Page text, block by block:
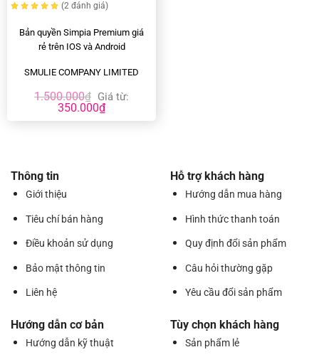
(2 đánh giá)
Bản quyền Simpia Premium giá
rẻ trên IOS và Android
SMULIE COMPANY LIMITED
1.500.000₫ Giá từ:
350.000₫
Thông tin
Giới thiệu
Tiêu chí bán hàng
Điều khoản sử dụng
Bảo mật thông tin
Liên hệ
Hỗ trợ khách hàng
Hướng dẫn mua hàng
Hình thức thanh toán
Quy định đổi sản phẩm
Câu hỏi thường gặp
Yêu cầu đổi sản phẩm
Hướng dẫn cơ bản
Hướng dẫn kỹ thuật
Tùy chọn khách hàng
Sản phẩm lẻ